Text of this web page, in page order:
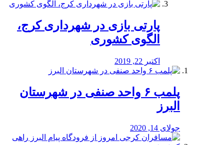
پارتی بازی در شهرداری کرج،
الگوی کشوری
اکتبر 22, 2019
پلمب ۶ واحد صنفی در شهرستان
البرز
جولای 14, 2020